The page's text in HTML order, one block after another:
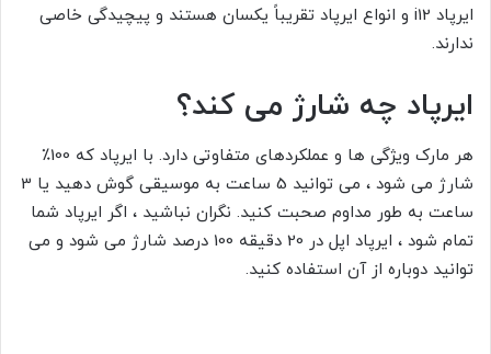
ایرپاد i12
و انواع ایرپاد تقریباً یکسان هستند و پیچیدگی خاصی
ندارند.
ایرپاد چه شارژ می کند؟
هر مارک ویژگی ها و عملکردهای متفاوتی دارد. با ایرپاد که 100٪
شارژ می شود ، می توانید 5 ساعت به موسیقی گوش دهید یا 3
ساعت به طور مداوم صحبت کنید. نگران نباشید ، اگر ایرپاد شما
تمام شود ، ایرپاد اپل در 20 دقیقه 100 درصد شارژ می شود و می
توانید دوباره از آن استفاده کنید.